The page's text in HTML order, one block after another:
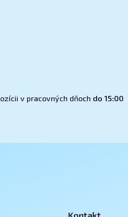
v pracovných dňoch do 15:00
Kontakt